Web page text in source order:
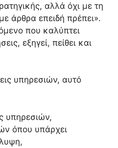
αλλά όχι με τη
άρθρα επειδή πρέπει».
που καλύπτει
εξηγεί, πείθει και
υπηρεσιών, αυτό
υπηρεσιών,
όπου υπάρχει